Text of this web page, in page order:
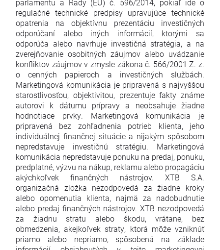
parlamentu a Rady (EÚ) č. 596/2014, pokiaľ ide o
regulačné technické predpisy upravujúce technické
opatrenia na objektívnu prezentáciu investičných
odporúčaní alebo iných informácií, ktorými sa
odporúča alebo navrhuje investičná stratégia, a na
zverejňovanie osobitných záujmov alebo uvádzanie
konfliktov záujmov v zmysle zákona č. 566/2001 Z. z.
o cenných papieroch a investičných službách.
Marketingová komunikácia je pripravená s najvyššou
starostlivosťou, objektivitou, prezentuje fakty známe
autorovi k dátumu prípravy a neobsahuje žiadne
hodnotiace prvky. Marketingová komunikácia je
pripravená bez zohľadnenia potrieb klienta, jeho
individuálnej finančnej situácie a nijakým spôsobom
nepredstavuje investičnú stratégiu. Marketingová
komunikácia nepredstavuje ponuku na predaj, ponuku,
predplatné, výzvu na nákup, reklamu alebo propagáciu
akýchkoľvek finančných nástrojov. XTB S.A.
organizačná zložka nezodpovedá za žiadne kroky
alebo opomenutia klienta, najmä za nadobudnutie
alebo predaj finančných nástrojov. XTB nezodpovedá
za žiadnu stratu alebo škodu, vrátane, bez
obmedzenia, akejkoľvek straty, ktorá môže vzniknúť
priamo alebo nepriamo, spôsobená na základe